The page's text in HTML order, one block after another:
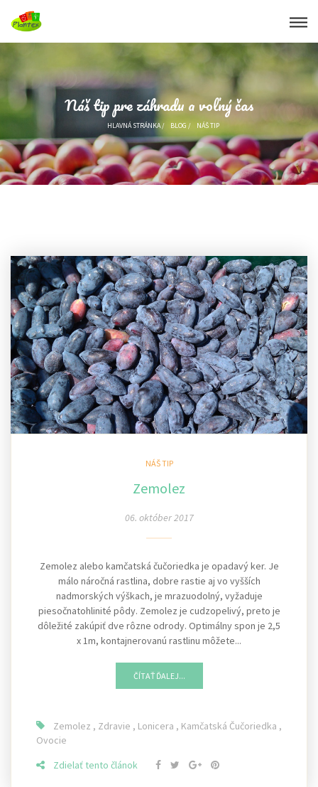
Náš tip pre záhradu a voľný čas
HLAVNÁ STRÁNKA/ BLOG / NÁŠ TIP
NÁŠ TIP
Zemolez
06. október 2017
Zemolez alebo kamčatská čučoriedka je opadavý ker. Je
málo náročná rastlina, dobre rastie aj vo vyšších
nadmorských výškach, je mrazuodolný, vyžaduje
piesočnatohlinité pôdy. Zemolez je cudzopelivý, preto je
dôležité zakúpiť dve rôzne odrody. Optimálny spon je 2,5
x 1m, kontajnerovanú rastlinu môžete...
ČÍTAŤ ĎALEJ...
Zemolez , Zdravie , Lonicera , Kamčatská Čučoriedka ,
Ovocie
Zdielať tento článok